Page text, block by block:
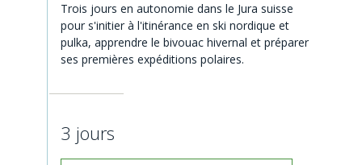
Trois jours en autonomie dans le Jura suisse
pour s'initier à l'itinérance en ski nordique et
pulka, apprendre le bivouac hivernal et préparer
ses premières expéditions polaires.
3 jours